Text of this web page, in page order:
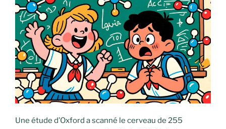
Une étude d’Oxford a scanné le cerveau de 255